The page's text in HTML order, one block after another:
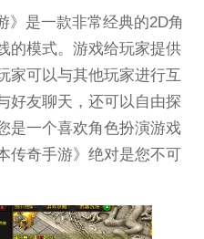
》是一款非常经典的2D角
的模式。游戏给玩家提供
家可以与其他玩家进行互
好友聊天，还可以自由探
是一个喜欢角色扮演游戏
传奇手游》绝对是您不可